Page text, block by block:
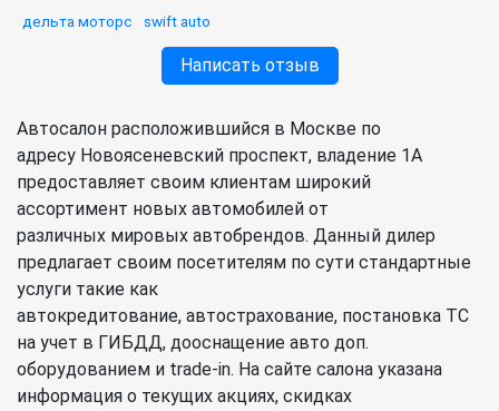
дельта моторс
swift auto
Написать отзыв
Автосалон расположившийся в Москве по
адресу Новоясеневский проспект, владение 1А
предоставляет своим клиентам широкий
ассортимент новых автомобилей от
различных мировых автобрендов. Данный дилер
предлагает своим посетителям по сути стандартные
услуги такие как
автокредитование, автострахование, постановка ТС
на учет в ГИБДД, дооснащение авто доп.
оборудованием и trade-in. На сайте салона указана
информация о текущих акциях, скидках